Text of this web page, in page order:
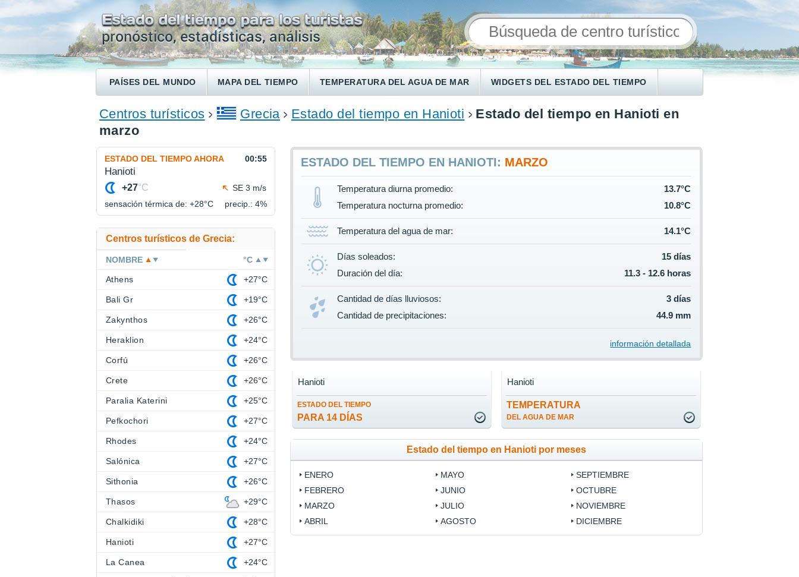
PAÍSES DEL MUNDO MAPA DEL TIEMPO TEMPERATURA DEL AGUA DE MAR WIDGETS DEL ESTADO DEL TIEMPO
ENCONTRAR UN HOTEL
Centros turísticos Grecia Estado del tiempo en Hanioti
Estado del tiempo en Hanioti en
marzo
ESTADO DEL TIEMPO EN HANIOTI: MARZO
Temperatura diurna promedio:
13.7°C
Temperatura nocturna promedio:
10.8°C
Temperatura del agua de mar: 14.1°C
Días soleados:
15 días
Duración del día:
11.3 - 12.6 horas
Cantidad de días lluviosos:
3 días
Cantidad de precipitaciones:
44.9 mm
información detallada
ESTADO DEL TIEMPO
PARA 14 DÍAS
Hanioti
TEMPERATURA
DEL AGUA DE MAR
Hanioti
Estado del tiempo en Hanioti por meses
ENERO
FEBRERO
MARZO
ABRIL
MAYO
JUNIO
JULIO
AGOSTO
SEPTIEMBRE
OCTUBRE
NOVIEMBRE
DICIEMBRE
ESTADO DEL TIEMPO AHORA 00:55
Hanioti
+27°C
SE 3 m/s
sensación térmica de: +28°C precip.: 4%
Centros turísticos de Grecia:
NOMBRE °C
Athens +27°C
Bali Gr +19°C
Zakynthos +26°C
Heraklion +24°C
Corfú +26°C
Crete +26°C
Paralia Katerini +25°C
Pefkochori +27°C
Rhodes +24°C
Salónica +27°C
Sithonia +26°C
Thasos +29°C
Chalkidiki +28°C
Hanioti +27°C
La Canea +24°C